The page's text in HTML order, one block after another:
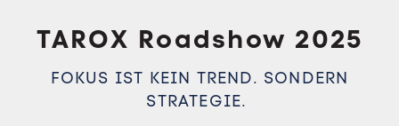
TAROX Roadshow 2025
FOKUS IST KEIN TREND. SONDERN
STRATEGIE.